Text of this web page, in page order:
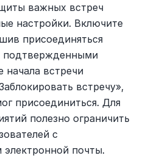
важных встреч
настройки. Включите
присоединяться
подтвержденными
начала встречи
встречу»,
присоединиться. Для
полезно ограничить
с
почты.